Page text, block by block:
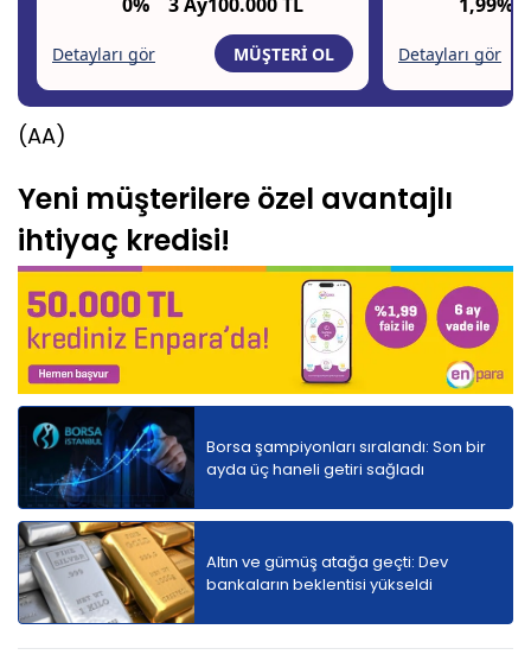
(AA)
Yeni müşterilere özel avantajlı
ihtiyaç kredisi!
Borsa şampiyonları sıralandı: Son bir
ayda üç haneli getiri sağladı
Altın ve gümüş atağa geçti: Dev
bankaların beklentisi yükseldi